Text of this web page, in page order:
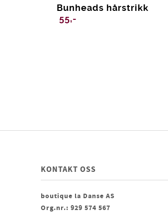
Bunheads hårstrikk
55,-
KONTAKT OSS
boutique la Danse AS
Org.nr.: 929 574 567